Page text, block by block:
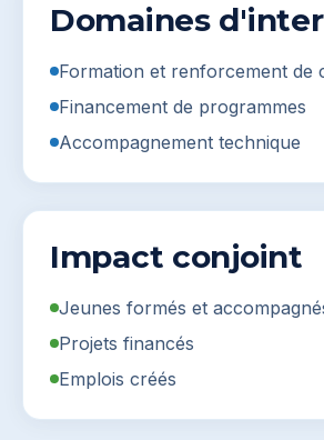
Domaines
Formation et renforcement de
Financement de programmes
Accompagnement technique
Impact conjoint
Jeunes formés et
Projets financés
Emplois créés